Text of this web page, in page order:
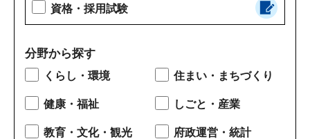
資格・採用試験
分野から探す
くらし・環境 住まい・まちづくり
健康・福祉 しごと・産業
教育・文化・観光 府政運営・統計